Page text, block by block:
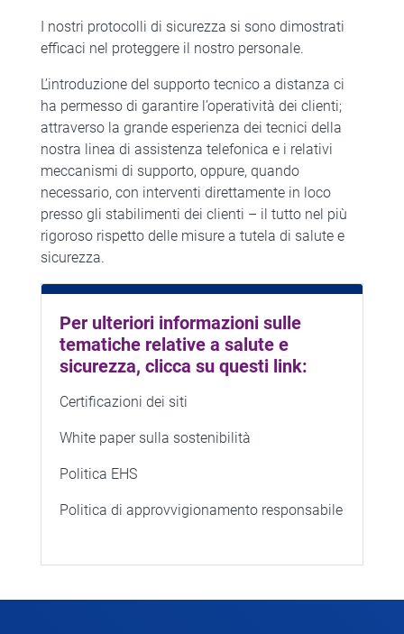
I nostri protocolli di sicurezza si sono dimostrati
efficaci nel proteggere il nostro personale.
L’introduzione del supporto tecnico a distanza ci
ha permesso di garantire l’operatività dei clienti;
attraverso la grande esperienza dei tecnici della
nostra linea di assistenza telefonica e i relativi
meccanismi di supporto, oppure, quando
necessario, con interventi direttamente in loco
presso gli stabilimenti dei clienti – il tutto nel più
rigoroso rispetto delle misure a tutela di salute e
sicurezza.
Per ulteriori informazioni sulle
tematiche relative a salute e
sicurezza, clicca su questi link:
Certificazioni dei siti
White paper sulla sostenibilità
Politica EHS
Politica di approvvigionamento responsabile